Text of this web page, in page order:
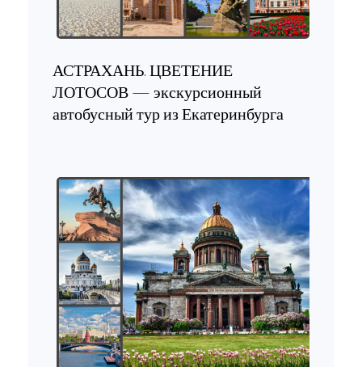
АСТРАХАНЬ. ЦВЕТЕНИЕ
ЛОТОСОВ — экскурсионный
автобусный тур из Екатеринбурга